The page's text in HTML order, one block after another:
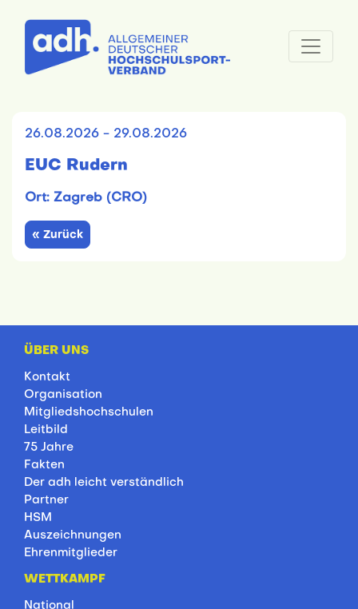
26.08.2026 - 29.08.2026
EUC Rudern
Ort: Zagreb (CRO)
« Zurück
ÜBER UNS
Kontakt
Organisation
Mitgliedshochschulen
Leitbild
75 Jahre
Fakten
Der adh leicht verständlich
Partner
HSM
Auszeichnungen
Ehrenmitglieder
WETTKAMPF
National